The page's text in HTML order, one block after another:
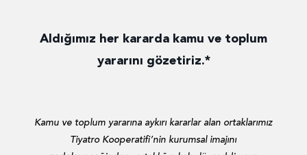
Aldığımız her kararda kamu ve toplum
yararını gözetiriz.*
Kamu ve toplum yararına aykırı kararlar alan ortaklarımız
Tiyatro Kooperatifi’nin kurumsal imajını